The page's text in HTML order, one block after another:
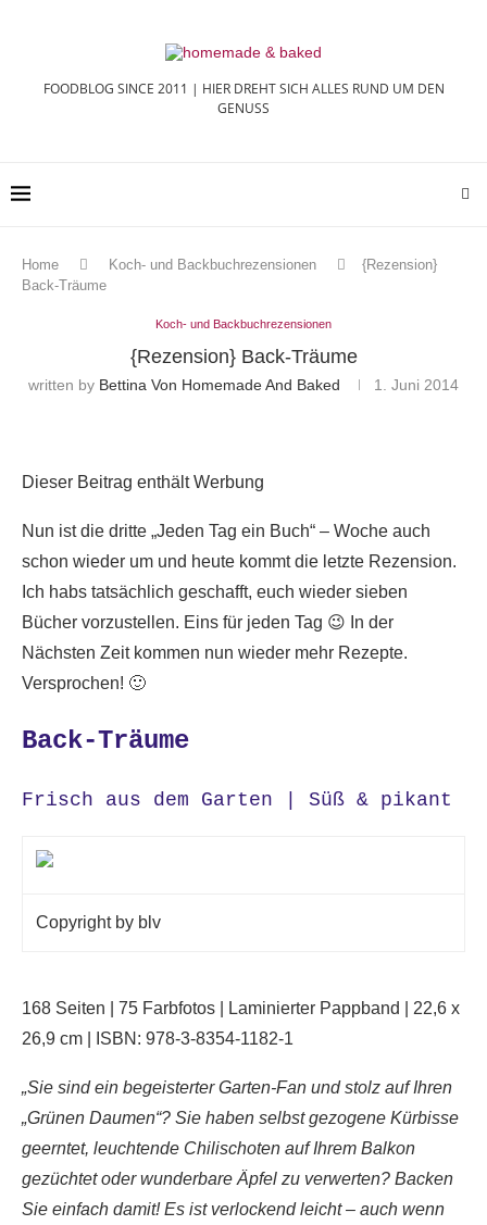
FOODBLOG SINCE 2011 | HIER DREHT SICH ALLES RUND UM DEN
GENUSS
Home Koch- und Backbuchrezensionen
{Rezension}
Back-Träume
Koch- und Backbuchrezensionen
{Rezension} Back-Träume
written by Bettina Von Homemade And Baked 1. Juni 2014
Dieser Beitrag enthält Werbung
Nun ist die dritte „Jeden Tag ein Buch“ – Woche auch
schon wieder um und heute kommt die letzte Rezension.
Ich habs tatsächlich geschafft, euch wieder sieben
Bücher vorzustellen. Eins für jeden Tag 😉 In der
Nächsten Zeit kommen nun wieder mehr Rezepte.
Versprochen! 🙂
Back-Träume
Frisch aus dem Garten | Süß & pikant
Copyright by blv
168 Seiten | 75 Farbfotos | Laminierter Pappband | 22,6 x
26,9 cm | ISBN: 978-3-8354-1182-1
„Sie sind ein begeisterter Garten-Fan und stolz auf Ihren
„Grünen Daumen“? Sie haben selbst gezogene Kürbisse
geerntet, leuchtende Chilischoten auf Ihrem Balkon
gezüchtet oder wunderbare Äpfel zu verwerten? Backen
Sie einfach damit! Es ist verlockend leicht – auch wenn